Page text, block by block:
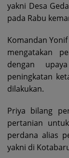
yakni Desa
pada Rabu
Komandan
mengatakan
dengan
peningkatan
dilakukan.
Priya bilang
pertanian
perdana alias
yakni di